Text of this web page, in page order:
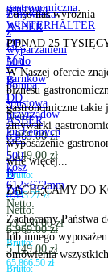
spustowa
ASBER
GE-
500
B
DD
Netto:
6,969.00zł
5,149.00 zł
Brutto:
6,333.27zł
gastronomiczna
WINTERHALTER
UF-
M do
garnków
i
przyrządów
kuchennych
|
kosz
612×672mm
Netto:
53,550.00zł
Brutto:
65,866.50 zł
Zmywarka
z
wyparzaniem
+
pompa
spustowa
ASBER
GE-
500
B
DD
Netto:
6,969.00zł
5,149.00zł
Brutto:
To co naswyróżnia
PONAD 25
W Naszej ofercie
biznesu
gastronomiczne takie
zmywarki
wyposażenie
wile więcej...
ZACHĘCAMY DO
Zachęcamy Państwa
lub innego
omówienia